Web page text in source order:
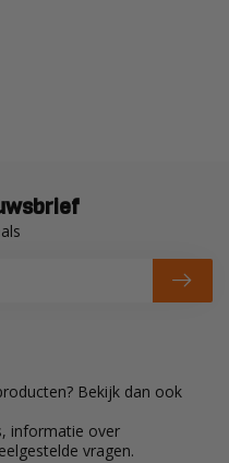
Bekijk dan ook
informatie over
vragen.